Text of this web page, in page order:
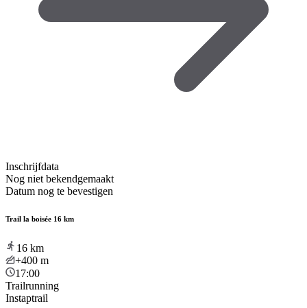
Inschrijfdata
Nog niet bekendgemaakt
Datum nog te bevestigen
Trail la boisée 16 km
16 km
+400 m
17:00
Trailrunning
Instaptrail